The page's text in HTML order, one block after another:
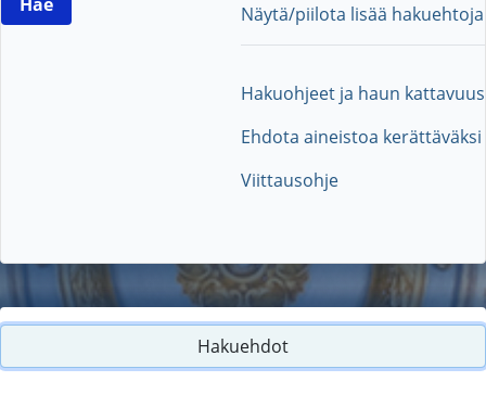
Näytä/piilota lisää hakuehtoja
Hakuohjeet ja haun kattavuus
Ehdota aineistoa kerättäväksi
Viittausohje
Hakuehdot